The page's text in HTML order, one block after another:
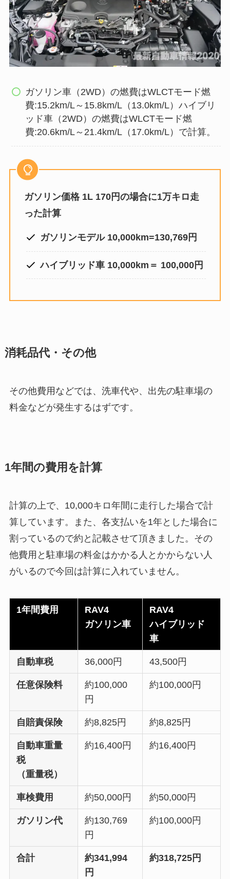
ガソリン車（2WD）の燃費はWLCTモード燃
費:15.2km/L～15.8km/L（13.0km/L）ハイブリ
ッド車（2WD）の燃費はWLCTモード燃
費:20.6km/L～21.4km/L（17.0km/L）で計算。
ガソリン価格 1L 170円の場合に1万キロ走
った計算
ガソリンモデル 10,000km=130,769 円
ハイブリッド車 10,000km＝ 100,000 円
消耗品代・その他
その他費用などでは、洗車代や、出先の駐車場の
料金などが発生するはずです。
1年間の費用を計算
計算の上で、10,000キロ年間に走行した場合で計
算しています。また、各支払いを1年とした場合に
割っているので約と記載させて頂きました。その
他費用と駐車場の料金はかかる人とかからない人
がいるので今回は計算に入れていません。
1年間費用
RAV4
ガソリン車
RAV4
ハイブリッド
車
自動車税 36,000円 43,500円
任意保険料
約100,000
円
約100,000円
自賠責保険 約8,825円 約8,825円
自動車重量
税
（重量税）
約16,400円 約16,400円
車検費用 約50,000円 約50,000円
ガソリン代
約130,769
円
約100,000円
合計
約341,994
円
約318,725円